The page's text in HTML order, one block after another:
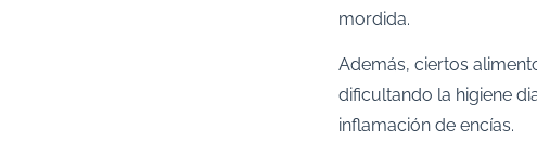
mordida.
Además, ciertos
dificultando la higiene
inflamación de encías.